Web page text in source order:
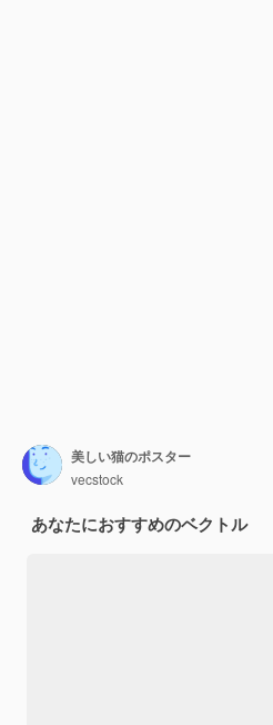
美しい猫のポスター
vecstock
あなたにおすすめのベクトル